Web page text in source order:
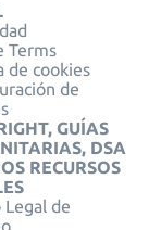
Terms
de cookies
de
GUÍAS
DSA
RECURSOS
Legal de